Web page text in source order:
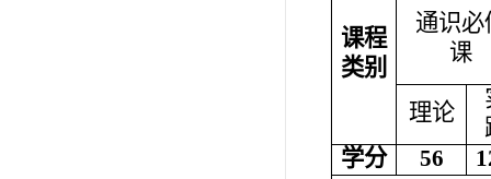
课程
类别
通识必
课
理论
学分
56